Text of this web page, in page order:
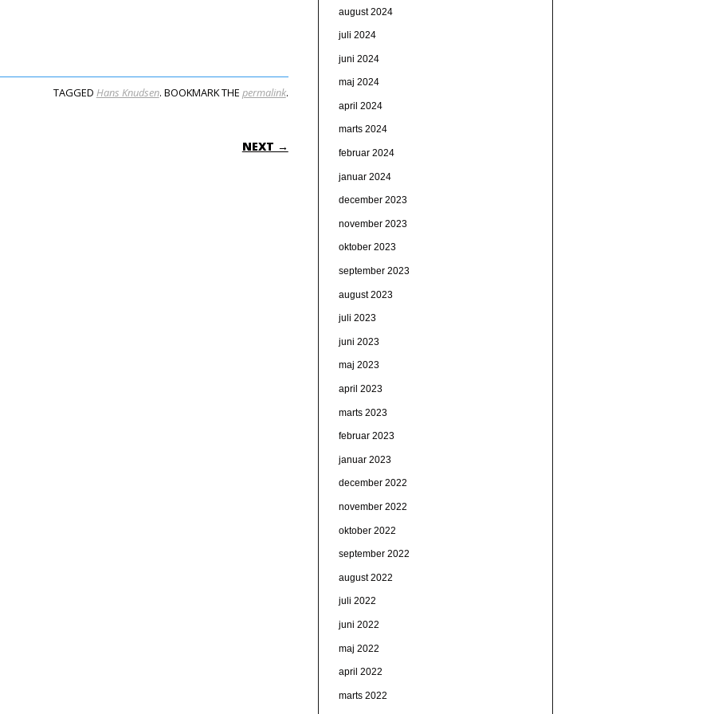
TAGGED Hans Knudsen. BOOKMARK THE permalink.
NEXT →
august 2024
juli 2024
juni 2024
maj 2024
april 2024
marts 2024
februar 2024
januar 2024
december 2023
november 2023
oktober 2023
september 2023
august 2023
juli 2023
juni 2023
maj 2023
april 2023
marts 2023
februar 2023
januar 2023
december 2022
november 2022
oktober 2022
september 2022
august 2022
juli 2022
juni 2022
maj 2022
april 2022
marts 2022